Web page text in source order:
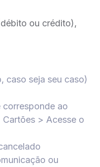
ou crédito),
caso seja seu caso)
ao
> Acesse o
ou